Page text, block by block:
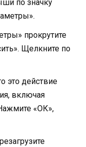
по значку
прокрутите
Щелкните по
это действие
включая
«ОК»,